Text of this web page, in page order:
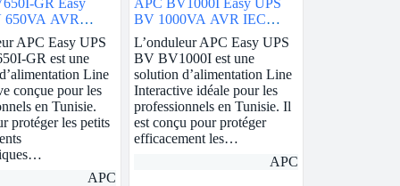
650VA AVR
APC Easy UPS
GR est une
Line
conçue pour les
en Tunisie.
protéger les petits
APC
BV 1000VA AVR IEC
230V
L’onduleur APC Easy UPS
BV BV1000I est une
solution d’alimentation Line
Interactive idéale pour les
professionnels en Tunisie. Il
est conçu pour protéger
efficacement les…
APC